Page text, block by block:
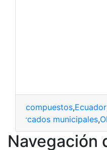
compuestos,Ecuador
mercados municipales,
Navegación